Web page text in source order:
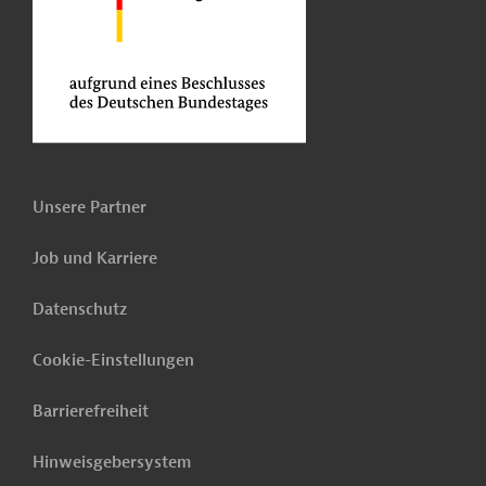
Unsere Partner
Job und Karriere
Datenschutz
Cookie-Einstellungen
Barrierefreiheit
Hinweisgebersystem